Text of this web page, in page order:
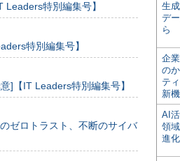
特別編集号】
特別編集号】
]【IT Leaders特別編集号】
ゼロトラスト、不断のサイバ
生
デ
ら
企
の
テ
新
AI
領
進